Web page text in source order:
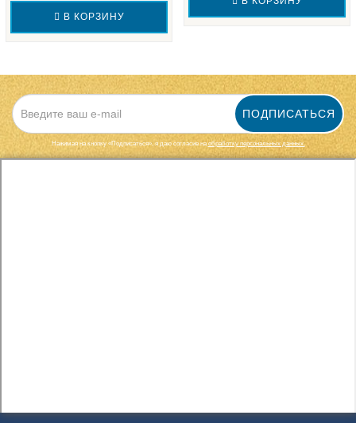
В КОРЗИНУ
ПОДПИСАТЬСЯ
Нажимая на кнопку «Подписаться», я даю cогласие наобработку персональных данных.